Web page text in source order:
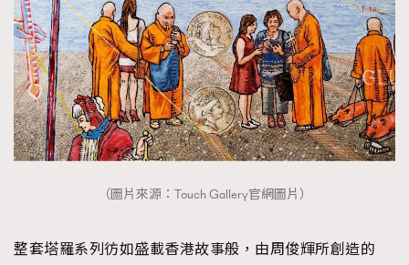
（圖片來源：Touch Gallery官網圖片）
整套塔羅系列彷如盛載香港故事般，由周俊輝所創造的